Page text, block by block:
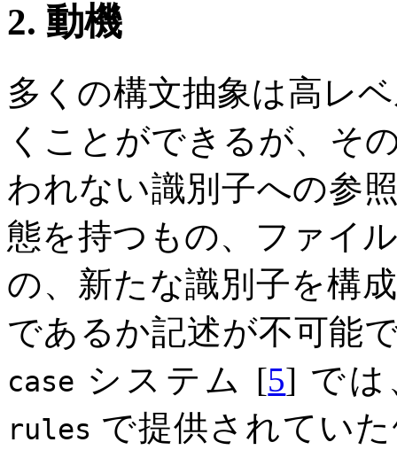
2. 動機
多くの構文抽象は高レ
くことができるが、そ
われない識別子への参
態を持つもの、ファイ
の、新たな識別子を構
であるか記述が不可能
case システム [5] では
rules で提供されてい